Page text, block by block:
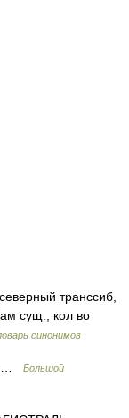
транссиб,
сущ., кол во
синонимов
…
Большой